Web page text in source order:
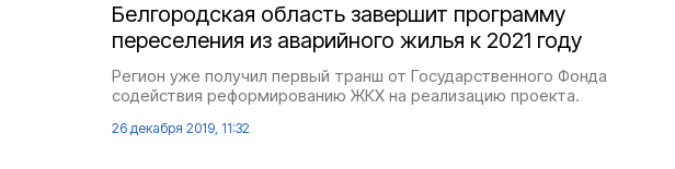
Белгородская область завершит программу
переселения из аварийного жилья к 2021 году
Регион уже получил первый транш от Государственного Фонда
содействия реформированию ЖКХ на реализацию проекта.
26 декабря 2019, 11:32